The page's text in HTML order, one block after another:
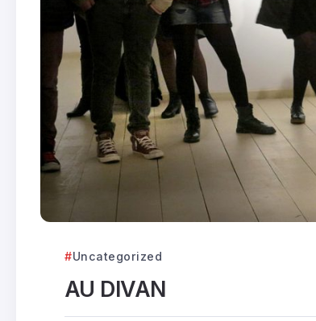
Uncategorized
AU DIVAN